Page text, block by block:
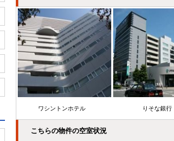
ワシントンホテル りそな銀行
こちらの物件の空室状況